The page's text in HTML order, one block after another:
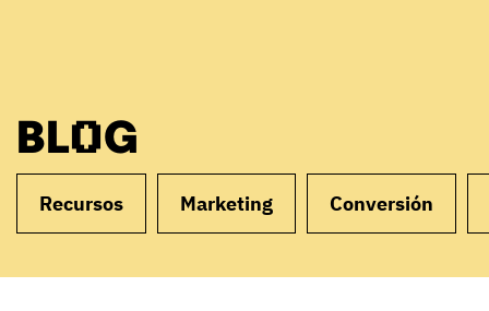
BLOG
Recursos Marketing Conversión